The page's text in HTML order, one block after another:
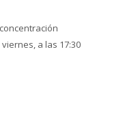
a las 17:30